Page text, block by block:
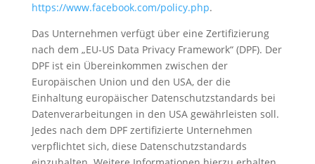
https://www.facebook.com/policy.php.
Das Unternehmen verfügt über eine Zertifizierung
nach dem „EU-US Data Privacy Framework“ (DPF). Der
DPF ist ein Übereinkommen zwischen der
Europäischen Union und den USA, der die
Einhaltung europäischer Datenschutzstandards bei
Datenverarbeitungen in den USA gewährleisten soll.
Jedes nach dem DPF zertifizierte Unternehmen
verpflichtet sich, diese Datenschutzstandards